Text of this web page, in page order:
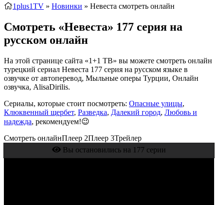
1plus1TV » Новинки » Невеста смотреть онлайн
Смотреть «Невеста» 177 серия на
русском онлайн
На этой странице сайта «1+1 ТВ» вы можете смотреть онлайн
турецкий сериал Невеста 177 серия на русском языке в
озвучке от автоперевод, Мыльные оперы Турции, Онлайн
озвучка, AlisaDirilis.
Сериалы, которые стоит посмотреть: Опасные улицы,
Клюквенный щербет, Разведка, Далекий город, Любовь и
надежда, рекомендуем!😉
Смотреть онлайнПлеер 2Плеер 3Трейлер
Вы остановились на 177 серии